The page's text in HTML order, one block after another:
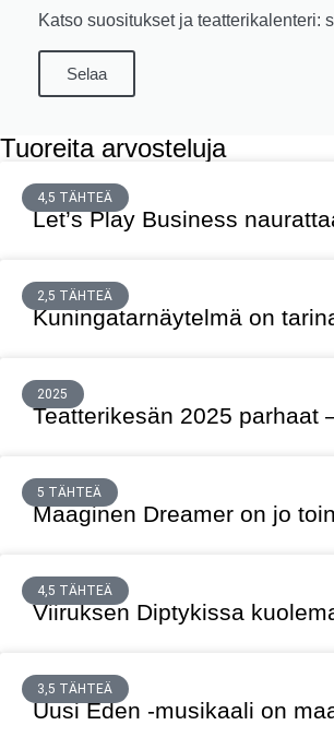
Katso suositukset ja teatterikalenteri:
Selaa
Tuoreita arvosteluja
4,5 TÄHTEÄ
Let’s Play Business
2,5 TÄHTEÄ
Kuningatarnäytelmä on
2025
Teatterikesän 2025 parhaat
5 TÄHTEÄ
Maaginen Dreamer on jo
4,5 TÄHTEÄ
Viiruksen Diptykissa
3,5 TÄHTEÄ
Uusi Eden -musikaali on